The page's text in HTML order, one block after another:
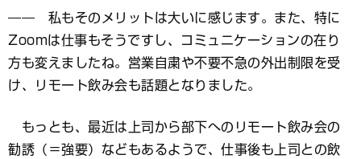
―― 私もそのメリットは大いに感じます。また、特に
Zoomは仕事もそうですし、コミュニケーションの在り
方も変えましたね。営業自粛や不要不急の外出制限を受
け、リモート飲み会も話題となりました。
もっとも、最近は上司から部下へのリモート飲み会の
勧誘（＝強要）などもあるようで、仕事後も上司との飲